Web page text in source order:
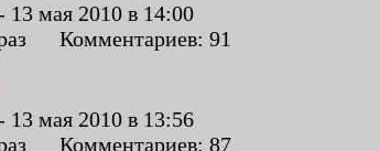
мая 2010 в 14:00
Комментариев: 91
мая 2010 в 13:56
Комментариев: 87